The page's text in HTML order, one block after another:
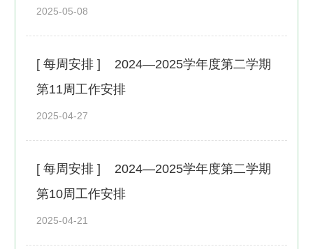
2025-05-08
[ 每周安排 ]
2024—2025学年度第二学期
第11周工作安排
2025-04-27
[ 每周安排 ]
2024—2025学年度第二学期
第10周工作安排
2025-04-21